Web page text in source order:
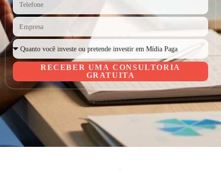
RECEBER UMA CONSULTORIA
GRATUITA